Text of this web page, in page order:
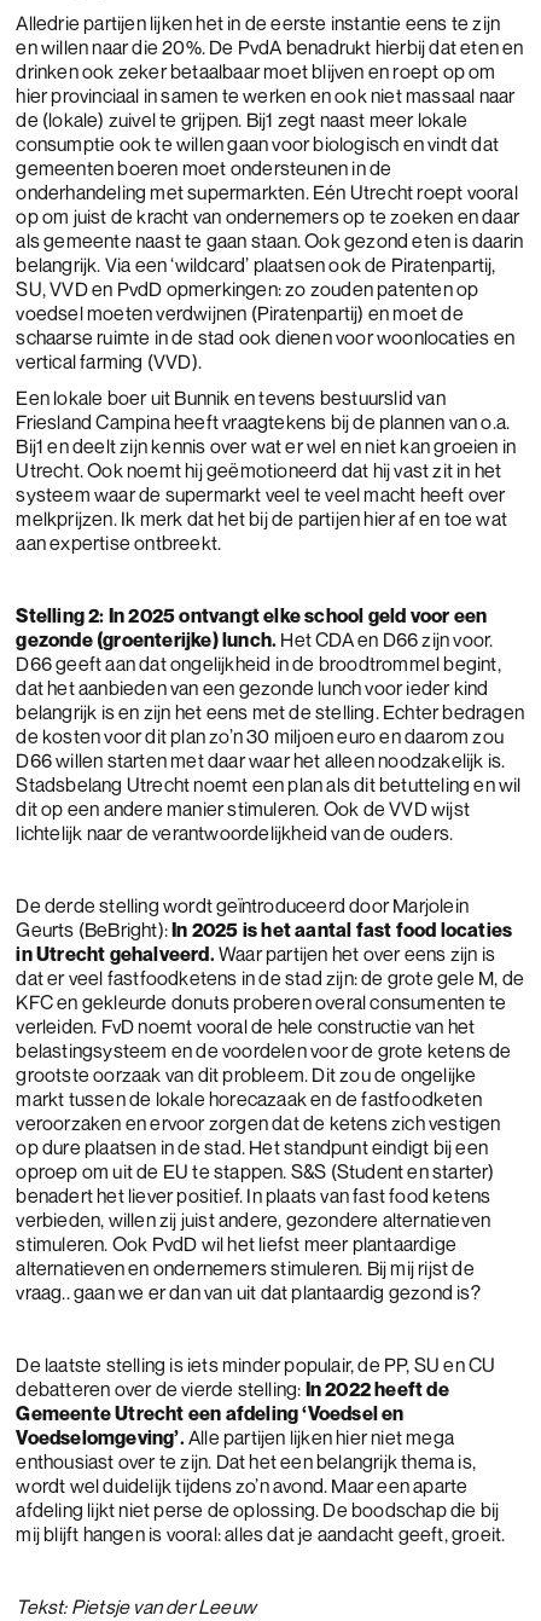
Alledrie partijen lijken het in de eerste instantie eens te zijn
en willen naar die 20%. De PvdA benadrukt hierbij dat eten en
drinken ook zeker betaalbaar moet blijven en roept op om
hier provinciaal in samen te werken en ook niet massaal naar
de (lokale) zuivel te grijpen. Bij1 zegt naast meer lokale
consumptie ook te willen gaan voor biologisch en vindt dat
gemeenten boeren moet ondersteunen in de
onderhandeling met supermarkten. Eén Utrecht roept vooral
op om juist de kracht van ondernemers op te zoeken en daar
als gemeente naast te gaan staan. Ook gezond eten is daarin
belangrijk. Via een ‘wildcard’ plaatsen ook de Piratenpartij,
SU, VVD en PvdD opmerkingen: zo zouden patenten op
voedsel moeten verdwijnen (Piratenpartij) en moet de
schaarse ruimte in de stad ook dienen voor woonlocaties en
vertical farming (VVD).
Een lokale boer uit Bunnik en tevens bestuurslid van
Friesland Campina heeft vraagtekens bij de plannen van o.a.
Bij1 en deelt zijn kennis over wat er wel en niet kan groeien in
Utrecht. Ook noemt hij geëmotioneerd dat hij vast zit in het
systeem waar de supermarkt veel te veel macht heeft over
melkprijzen. Ik merk dat het bij de partijen hier af en toe wat
aan expertise ontbreekt.
Stelling 2: In 2025 ontvangt elke school geld voor een
gezonde (groenterijke) lunch. Het CDA en D66 zijn voor.
D66 geeft aan dat ongelijkheid in de broodtrommel begint,
dat het aanbieden van een gezonde lunch voor ieder kind
belangrijk is en zijn het eens met de stelling. Echter bedragen
de kosten voor dit plan zo’n 30 miljoen euro en daarom zou
D66 willen starten met daar waar het alleen noodzakelijk is.
Stadsbelang Utrecht noemt een plan als dit betutteling en wil
dit op een andere manier stimuleren. Ook de VVD wijst
lichtelijk naar de verantwoordelijkheid van de ouders.
De derde stelling wordt geïntroduceerd door Marjolein
Geurts (BeBright):In 2025 is het aantal fast food locaties
in Utrecht gehalveerd.Waar partijen het over eens zijn is
dat er veel fastfoodketens in de stad zijn: de grote gele M, de
KFC en gekleurde donuts proberen overal consumenten te
verleiden. FvD noemt vooral de hele constructie van het
belastingsysteem en de voordelen voor de grote ketens de
grootste oorzaak van dit probleem. Dit zou de ongelijke
markt tussen de lokale horecazaak en de fastfoodketen
veroorzaken en ervoor zorgen dat de ketens zich vestigen
op dure plaatsen in de stad. Het standpunt eindigt bij een
oproep om uit de EU te stappen. S&S (Student en starter)
benadert het liever positief. In plaats van fast food ketens
verbieden, willen zij juist andere, gezondere alternatieven
stimuleren. Ook PvdD wil het liefst meer plantaardige
alternatieven en ondernemers stimuleren. Bij mij rijst de
vraag.. gaan we er dan van uit dat plantaardig gezond is?
De laatste stelling is iets minder populair, de PP, SU en CU
debatteren over de vierde stelling: In 2022 heeft de
Gemeente Utrecht een afdeling ‘Voedsel en
Voedselomgeving’.Alle partijen lijken hier niet mega
enthousiast over te zijn. Dat het een belangrijk thema is,
wordt wel duidelijk tijdens zo’n avond. Maar een aparte
afdeling lijkt niet perse de oplossing. De boodschap die bij
mij blijft hangen is vooral: alles dat je aandacht geeft, groeit.
Tekst: Pietsje van der Leeuw